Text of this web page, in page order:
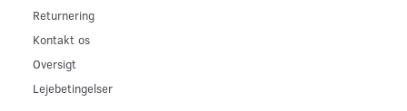
Returnering
Kontakt os
Oversigt
Lejebetingelser